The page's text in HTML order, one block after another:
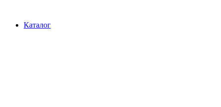
содержимому
Каталог